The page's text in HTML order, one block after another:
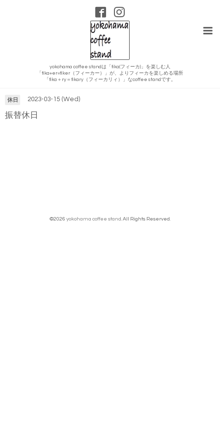
yokohama coffee standは「fika(フィーカ)」を楽しむ人
「fika+er=fiker（フィーカー）」が、よりフィーカを楽しめる場所
「fika＋ry＝fikary（フィーカリィ）」なcoffee standです。
カレンダー
休日 2023-03-15 (Wed)
振替休日
©2026 yokohama coffee stand. All Rights Reserved.